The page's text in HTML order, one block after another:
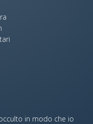
in modo che io